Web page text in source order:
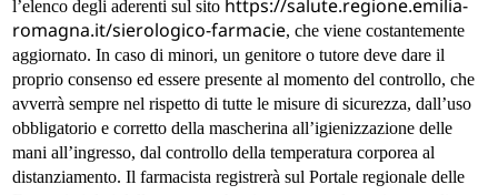
l’elenco degli aderenti sul sito https://salute.regione.emilia-
romagna.it/sierologico-farmacie, che viene costantemente
aggiornato. In caso di minori, un genitore o tutore deve dare il
proprio consenso ed essere presente al momento del controllo, che
avverrà sempre nel rispetto di tutte le misure di sicurezza, dall’uso
obbligatorio e corretto della mascherina all’igienizzazione delle
mani all’ingresso, dal controllo della temperatura corporea al
distanziamento. Il farmacista registrerà sul Portale regionale delle